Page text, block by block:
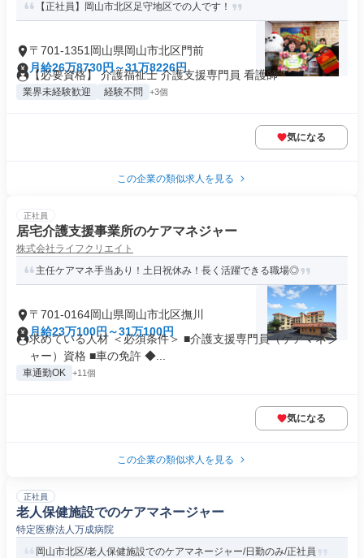
【正社員】岡山市北区足守地区での人です！
〒701-1351岡山県岡山市北区門前
月給26万8730円～31万8226円
【必要資格】 介護福祉士 介護支援専門員 看護師
業界未経験歓迎 経験不問 +3個
気になる
この企業の類似求人を見る
正社員
居宅介護支援事業所のケアマネジャー
株式会社ライフクリエイト
主任ケアマネ手当あり！土日祝休み！長く活躍できる職場◎
〒701-0164岡山県岡山市北区撫川
月給23万100円～31万100円
求めている人材 ＜必須条件＞ ■介護支援専門員（ケアマネジ
ャー）資格 ■車の免許 ◆...
車通勤OK +11個
気になる
この企業の類似求人を見る
正社員
老人保健施設でのケアマネージャー
特定医療法人万成病院
岡山市北区/老人保健施設でのケアマネージャー/日勤のみ/正社員